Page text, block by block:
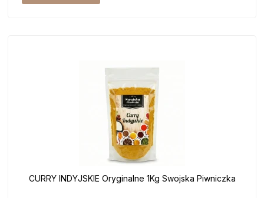
CURRY INDYJSKIE Oryginalne 1Kg Swojska Piwniczka